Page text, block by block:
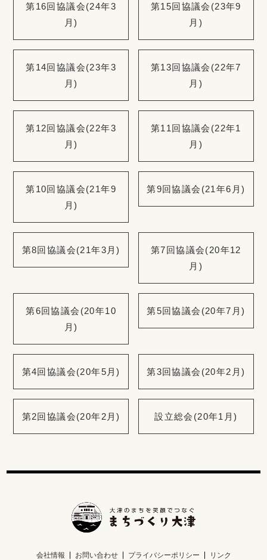
第16回協議会(24年3
月)
第15回協議会(23年9
月)
第14回協議会(23年3
月)
第13回協議会(22年7
月)
第12回協議会(22年3
月)
第11回協議会(22年1
月)
第10回協議会(21年9
月)
第9回協議会(21年6月)
第8回協議会(21年3月)
第7回協議会(20年12
月)
第6回協議会(20年10
月)
第5回協議会(20年7月)
第4回協議会(20年5月) 第3回協議会(20年2月)
第2回協議会(20年2月) 設立総会(20年1月)
会社情報 お問い合わせ プライバシーポリシー リンク